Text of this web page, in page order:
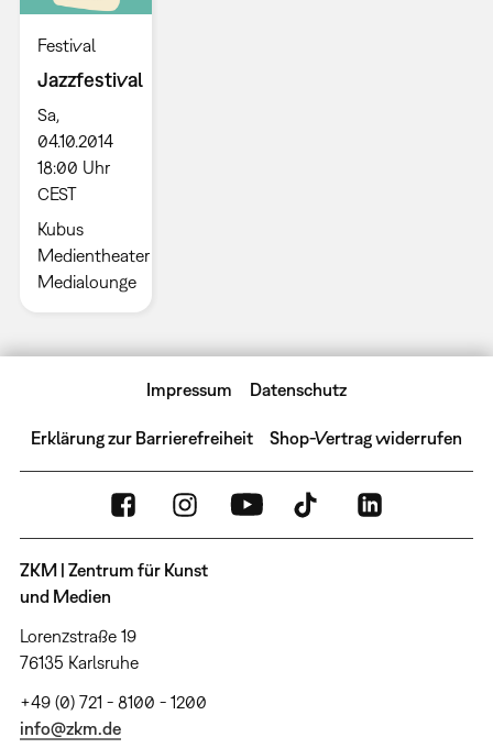
Festival
Jazzfestival
Sa,
04.10.2014
18:00 Uhr
CEST
Kubus
Medientheater
Medialounge
Impressum Datenschutz
Erklärung zur Barrierefreiheit Shop-Vertrag widerrufen
ZKM | Zentrum für Kunst
und Medien
Lorenzstraße 19
76135 Karlsruhe
+49 (0) 721 - 8100 - 1200
info@zkm.de